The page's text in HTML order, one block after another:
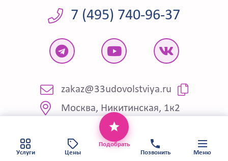
7 (495) 740-96-37
zakaz@33udovolstviya.ru
Москва, Никитинская, 1к2
Выездные
Этот веб-сайт использует файлы cookie,
чтобы обеспечить вам наилучший сервис.
Политика конфиденциальности
Карта сайта
Хорошо
Услуги Цены
Подобрать
Позвонить
Меню